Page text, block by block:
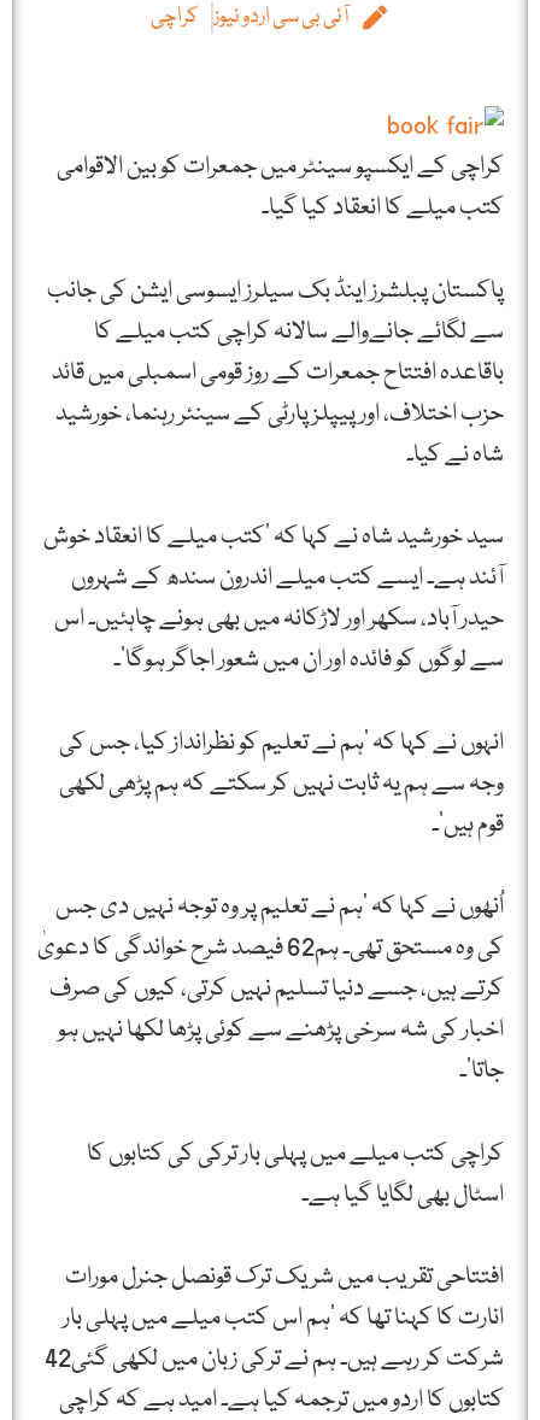
آئی بی سی اردو نیوز کراچی
کراچی کے ایکسپو سینٹر میں جمعرات کو بین الاقوامی
کتب میلے کا انعقاد کیا گیا۔
پاکستان پبلشرز اینڈ بک سیلرز ایسوسی ایشن کی جانب
سے لگائے جانےوالے سالانہ کراچی کتب میلے کا
باقاعدہ افتتاح جمعرات کے روز قومی اسمبلی میں قائد
حزب اختلاف، اور پیپلز پارٹی کے سینئر رہنما، خورشید
شاہ نے کیا۔
سید خورشید شاہ نے کہا کہ ’کتب میلے کا انعقاد خوش
آئند ہے۔ ایسے کتب میلے اندرون سندھ کے شہروں
حیدر آباد، سکھر اور لاڑکانہ میں بھی ہونے چاہئیں۔ اس
سے لوگوں کو فائدہ اور ان میں شعور اجاگر ہوگا‘۔
انہوں نے کہا کہ ’ہم نے تعلیم کو نظرانداز کیا، جس کی
وجہ سے ہم یہ ثابت نہیں کر سکتے کہ ہم پڑھی لکھی
قوم ہیں‘۔
اُنھوں نے کہا کہ ’ہم نے تعلیم پر وہ توجہ نہیں دی جس
کی وہ مستحق تھی۔ ہم62 فیصد شرح خواندگی کا دعویٰ
کرتے ہیں، جسے دنیا تسلیم نہیں کرتی، کیوں کی صرف
اخبار کی شہ سرخی پڑھنے سے کوئی پڑھا لکھا نہیں ہو
جاتا’۔
کراچی کتب میلے میں پہلی بار ترکی کی کتابوں کا
اسٹال بھی لگایا گیا ہے۔
افتتاحی تقریب میں شریک ترک قونصل جنرل مورات
انارت کا کہنا تھا کہ ’ہم اس کتب میلے میں پہلی بار
شرکت کر رہے ہیں۔ ہم نے ترکی زبان میں لکھی گئی42
کتابوں کا اردو میں ترجمہ کیا ہے۔ امید ہے کہ کراچی